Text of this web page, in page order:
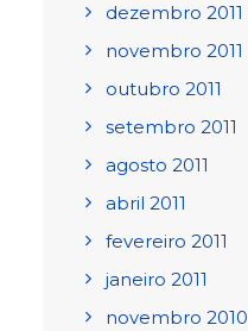
dezembro 2011
novembro 2011
outubro 2011
setembro 2011
agosto 2011
abril 2011
fevereiro 2011
janeiro 2011
novembro 2010